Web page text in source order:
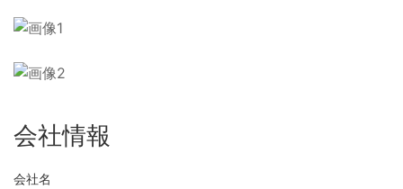
会社情報
会社名